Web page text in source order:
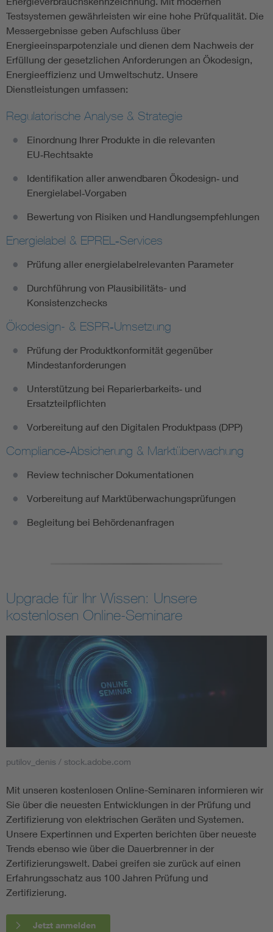
Testsystemen gewährleisten wir eine hohe Prüfqualität. Die
Messergebnisse geben Aufschluss über
Energieeinsparpotenziale und dienen dem Nachweis der
Erfüllung der gesetzlichen Anforderungen an Ökodesign,
Energieeffizienz und Umweltschutz. Unsere
Dienstleistungen umfassen:
Regulatorische Analyse & Strategie
Einordnung Ihrer Produkte in die relevanten
EU‑Rechtsakte
Identifikation aller anwendbaren Ökodesign‑ und
Energielabel‑Vorgaben
Bewertung von Risiken und Handlungsempfehlungen
Energielabel & EPREL‑Services
Prüfung aller energielabelrelevanten Parameter
Durchführung von Plausibilitäts- und
Konsistenzchecks
Ökodesign- & ESPR‑Umsetzung
Prüfung der Produktkonformität gegenüber
Mindestanforderungen
Unterstützung bei Reparierbarkeits‑ und
Ersatzteilpflichten
Vorbereitung auf den Digitalen Produktpass (DPP)
Compliance‑Absicherung & Marktüberwachung
Review technischer Dokumentationen
Vorbereitung auf Marktüberwachungsprüfungen
Begleitung bei Behördenanfragen
Upgrade für Ihr Wissen: Unsere
kostenlosen Online-Seminare
putilov_denis / stock.adobe.com
Mit unseren kostenlosen Online-Seminaren informieren wir
Sie über die neuesten Entwicklungen in der Prüfung und
Zertifizierung von elektrischen Geräten und Systemen.
Unsere Expertinnen und Experten berichten über neueste
Trends ebenso wie über die Dauerbrenner in der
Zertifizierungswelt. Dabei greifen sie zurück auf einen
Erfahrungsschatz aus 100 Jahren Prüfung und
Zertifizierung.
Jetzt anmelden